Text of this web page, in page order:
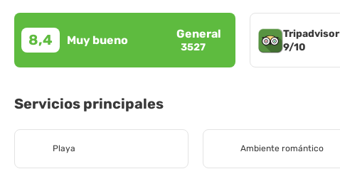
8,4 Muy bueno General
3527
Tripadvisor
9/10
Servicios principales
Playa Ambiente romántico